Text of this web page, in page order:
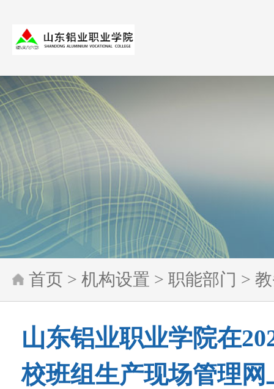
首页 > 机构设置 > 职能部门 >
山东铝业职业学院在
校班组生产现场管理